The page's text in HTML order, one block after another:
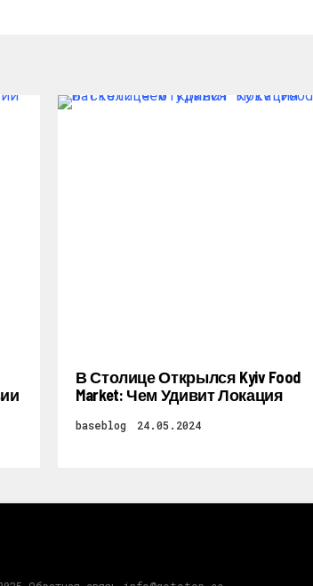
В Столице Открылся Kyiv Food
Market: Чем Удивит Локация
baseblog 24.05.2024